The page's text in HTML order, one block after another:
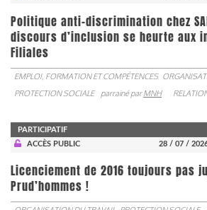
Politique anti-discrimination chez
discours d’inclusion se heurte aux
Filiales
EMPLOI, FORMATION ET COMPÉTENCES
PROTECTION SOCIALE
parrainé parMNH
PARTICIPATIF
ACCÈS PUBLIC
28 / 07 /
Licenciement de 2016 toujours pas
Prud’hommes !